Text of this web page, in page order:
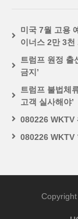
미국 7월 고용
이너스 2만 3천
트럼프 원정 출
금지’
트럼프 불법체
고객 실사해야’
080226 WKTV
080226 WKTV